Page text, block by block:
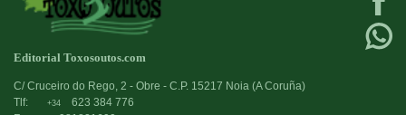
Editorial Toxosoutos.com
C/ Cruceiro do Rego, 2 - Obre - C.P. 15217 Noia (A Coruña)
Tlf:
+34
623 384 776